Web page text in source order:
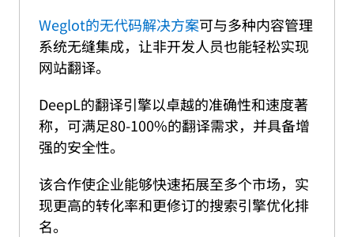
Weglot的无代码解决方案可与多种内容管理
系统无缝集成，让非开发人员也能轻松实现
网站翻译。
DeepL的翻译引擎以卓越的准确性和速度著
称，可满足80-100%的翻译需求，并具备增
强的安全性。
该合作使企业能够快速拓展至多个市场，实
现更高的转化率和更修订的搜索引擎优化排
名。